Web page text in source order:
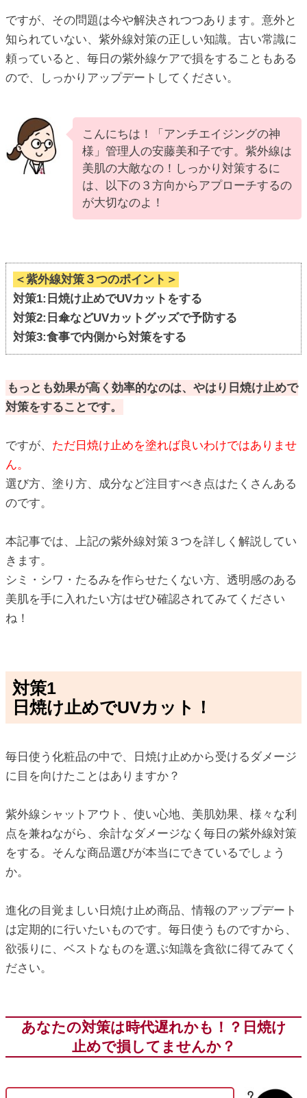
ですが、その問題は今や解決されつつあります。意外と
知られていない、紫外線対策の正しい知識。古い常識に
頼っていると、毎日の紫外線ケアで損をすることもある
ので、しっかりアップデートしてください。
こんにちは！「アンチエイジングの神
様」管理人の安藤美和子です。紫外線は
美肌の大敵なの！しっかり対策するに
は、以下の３方向からアプローチするの
が大切なのよ！
＜紫外線対策３つのポイント＞
対策1:日焼け止めでUVカットをする
対策2:日傘などUVカットグッズで予防する
対策3:食事で内側から対策をする
もっとも効果が高く効率的なのは、やはり日焼け止めで
対策をすることです。
ですが、 ただ日焼け止めを塗れば良いわけではありませ
ん。
選び方、塗り方、成分など注目すべき点はたくさんある
のです。
本記事では、上記の紫外線対策３つを詳しく解説してい
きます。
シミ・シワ・たるみを作らせたくない方、透明感のある
美肌を手に入れたい方はぜひ確認されてみてください
ね！
対策1
日焼け止めでUVカット！
毎日使う化粧品の中で、日焼け止めから受けるダメージ
に目を向けたことはありますか？
紫外線シャットアウト、使い心地、美肌効果、様々な利
点を兼ねながら、余計なダメージなく毎日の紫外線対策
をする。そんな商品選びが本当にできているでしょう
か。
進化の目覚ましい日焼け止め商品、情報のアップデート
は定期的に行いたいものです。毎日使うものですから、
欲張りに、ベストなものを選ぶ知識を貪欲に得てみてく
ださい。
あなたの対策は時代遅れかも！？日焼け
止めで損してませんか？
antiaging/wp-